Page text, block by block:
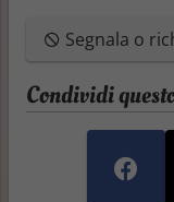
Segnala o
Condividi